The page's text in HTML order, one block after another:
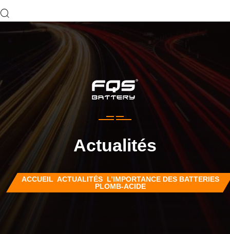
Actualités
ACCUEIL ACTUALITÉS L’IMPORTANCE DES BATTERIES
PLOMB-ACIDE